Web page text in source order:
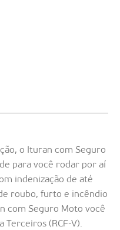
o Ituran com Seguro
para você rodar por aí
indenização de até
roubo, furto e incêndio
com Seguro Moto você
Terceiros (RCF-V).